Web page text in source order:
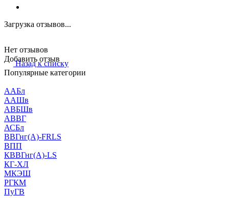
Загрузка отзывов...
Нет отзывов
Добавить отзыв
Назад к списку
Популярные категории
ААБл
ААШв
АВБШв
АВВГ
АСБл
ВВГнг(А)-FRLS
ВПП
КВВГнг(А)-LS
КГ-ХЛ
МКЭШ
РГКМ
ПуГВ